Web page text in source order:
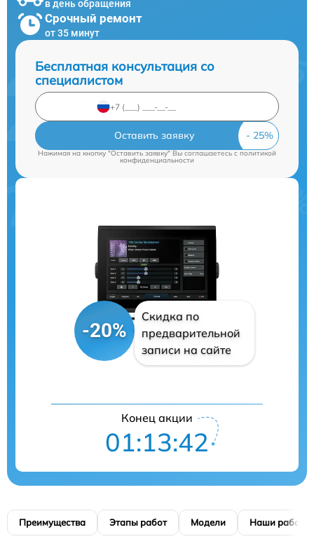
в день обращения
Срочный ремонт
от 35 минут
Бесплатная консультация со
специалистом
Оставить заявку
Нажимая на кнопку "Оставить заявку" Вы соглашаетесь cполитикой
конфиденциальности
-20%
Скидка по
предварительной
записи на сайте
Конец акции
01:13:42
Преимущества Этапы работ Модели Наши работы